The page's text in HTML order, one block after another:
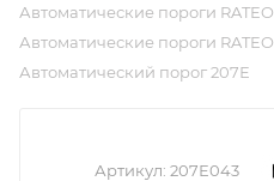
Автоматические пороги RATEO
Автоматические пороги RATEO
Автоматический порог 207Е
Артикул: 207Е043